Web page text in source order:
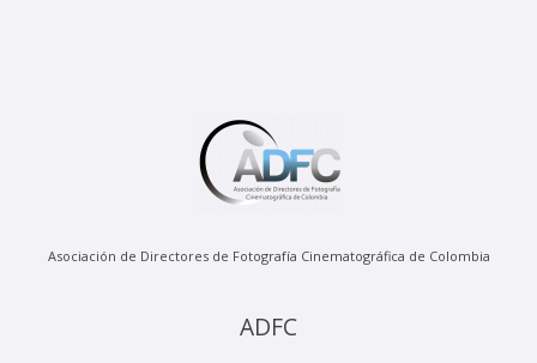
Asociación de Directores de Fotografía Cinematográfica de Colombia
ADFC